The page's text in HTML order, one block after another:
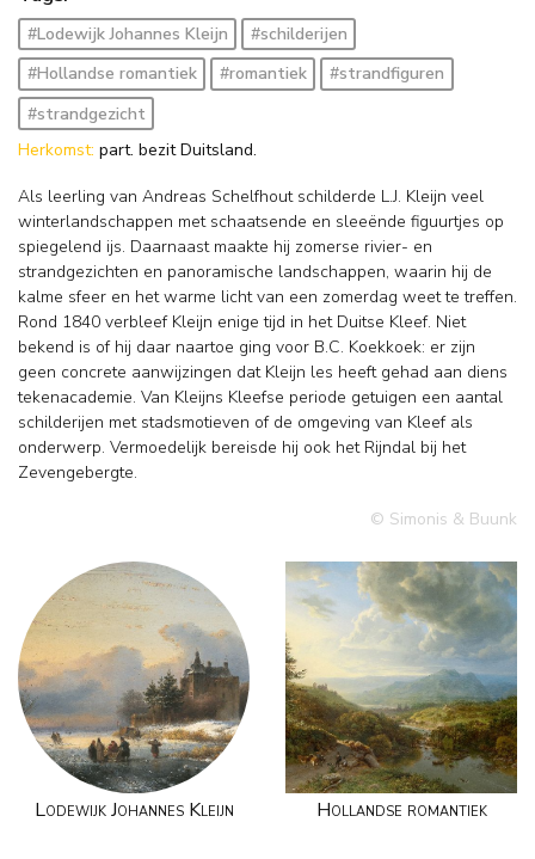
#Lodewijk Johannes Kleijn
#schilderijen
#Hollandse romantiek
#romantiek
#strandfiguren
#strandgezicht
Herkomst: part. bezit Duitsland.
Als leerling van Andreas Schelfhout schilderde L.J. Kleijn veel
winterlandschappen met schaatsende en sleeënde figuurtjes op
spiegelend ijs. Daarnaast maakte hij zomerse rivier- en
strandgezichten en panoramische landschappen, waarin hij de
kalme sfeer en het warme licht van een zomerdag weet te treffen.
Rond 1840 verbleef Kleijn enige tijd in het Duitse Kleef. Niet
bekend is of hij daar naartoe ging voor B.C. Koekkoek: er zijn
geen concrete aanwijzingen dat Kleijn les heeft gehad aan diens
tekenacademie. Van Kleijns Kleefse periode getuigen een aantal
schilderijen met stadsmotieven of de omgeving van Kleef als
onderwerp. Vermoedelijk bereisde hij ook het Rijndal bij het
Zevengebergte.
© Simonis & Buunk
Lodewijk Johannes Kleijn Hollandse romantiek